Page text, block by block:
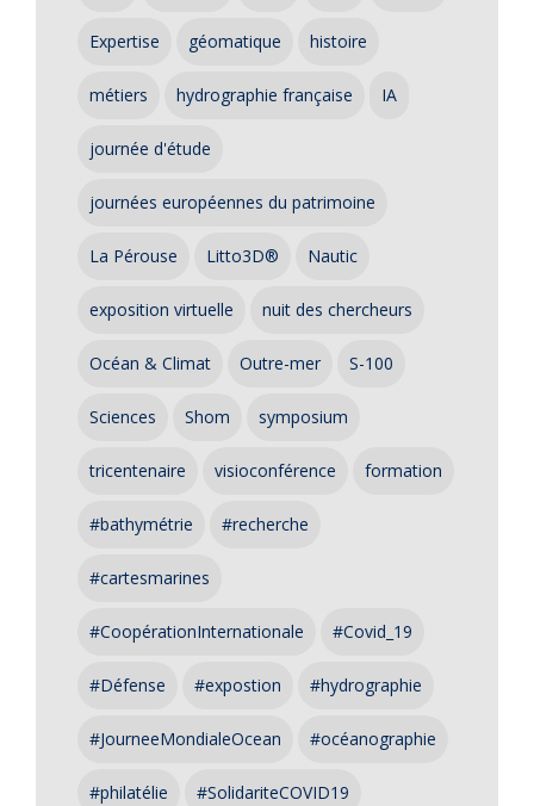
Expertise géomatique histoire
métiers hydrographie française IA
journée d'étude
journées européennes du patrimoine
La Pérouse Litto3D® Nautic
exposition virtuelle nuit des chercheurs
Océan & Climat Outre-mer S-100
Sciences Shom symposium
tricentenaire visioconférence formation
#bathymétrie #recherche
#cartesmarines
#CoopérationInternationale #Covid_19
#Défense #expostion #hydrographie
#JourneeMondialeOcean #océanographie
#philatélie #SolidariteCOVID19